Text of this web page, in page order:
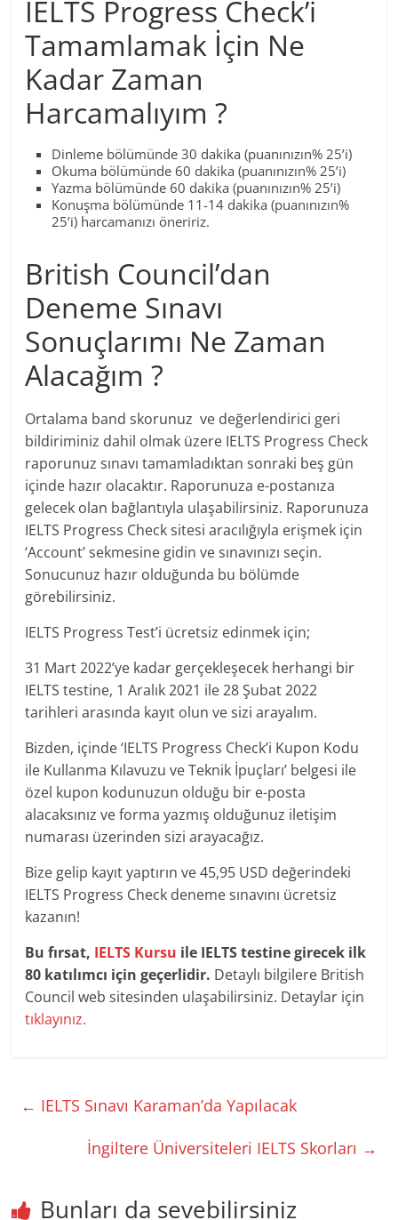
IELTS Progress Check’i
Tamamlamak İçin Ne
Kadar Zaman
Harcamalıyım ?
Dinleme bölümünde 30 dakika (puanınızın% 25’i)
Okuma bölümünde 60 dakika (puanınızın% 25’i)
Yazma bölümünde 60 dakika (puanınızın% 25’i)
Konuşma bölümünde 11-14 dakika (puanınızın%
25’i) harcamanızı öneririz.
British Council’dan
Deneme Sınavı
Sonuçlarımı Ne Zaman
Alacağım ?
Ortalama band skorunuz ve değerlendirici geri
bildiriminiz dahil olmak üzere IELTS Progress Check
raporunuz sınavı tamamladıktan sonraki beş gün
içinde hazır olacaktır. Raporunuza e-postanıza
gelecek olan bağlantıyla ulaşabilirsiniz. Raporunuza
IELTS Progress Check sitesi aracılığıyla erişmek için
‘Account’ sekmesine gidin ve sınavınızı seçin.
Sonucunuz hazır olduğunda bu bölümde
görebilirsiniz.
IELTS Progress Test’i ücretsiz edinmek için;
31 Mart 2022’ye kadar gerçekleşecek herhangi bir
IELTS testine, 1 Aralık 2021 ile 28 Şubat 2022
tarihleri arasında kayıt olun ve sizi arayalım.
Bizden, içinde ‘IELTS Progress Check’i Kupon Kodu
ile Kullanma Kılavuzu ve Teknik İpuçları’ belgesi ile
özel kupon kodunuzun olduğu bir e-posta
alacaksınız ve forma yazmış olduğunuz iletişim
numarası üzerinden sizi arayacağız.
Bize gelip kayıt yaptırın ve 45,95 USD değerindeki
IELTS Progress Check deneme sınavını ücretsiz
kazanın!
Bu fırsat, IELTS Kursu ile IELTS testine girecek ilk
80 katılımcı için geçerlidir. Detaylı bilgilere British
Council web sitesinden ulaşabilirsiniz. Detaylar için
tıklayınız.
← IELTS Sınavı Karaman’da Yapılacak
İngiltere Üniversiteleri IELTS Skorları →
Bunları da sevebilirsiniz